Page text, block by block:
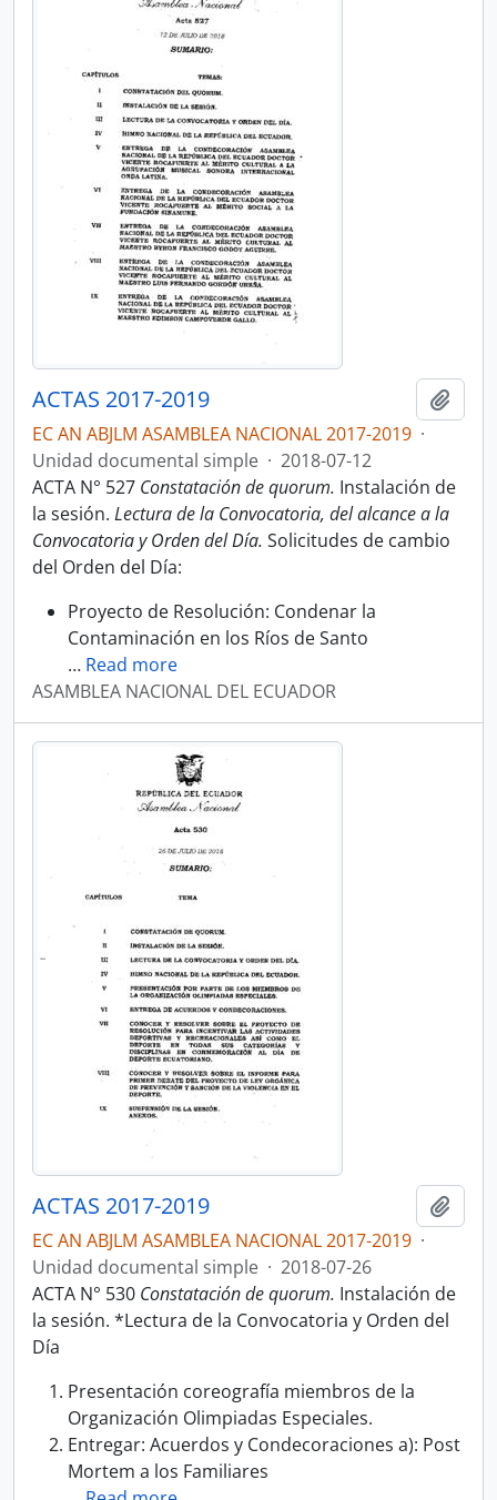
ACTAS 2017-2019
EC AN ABJLM ASAMBLEA NACIONAL 2017-2019 ·
Unidad documental simple · 2018-07-12
ACTA N° 527 Constatación de quorum. Instalación de
la sesión. Lectura de la Convocatoria, del alcance a la
Convocatoria y Orden del Día. Solicitudes de cambio
del Orden del Día:
Proyecto de Resolución: Condenar la
Contaminación en los Ríos de Santo
… Read more
ASAMBLEA NACIONAL DEL ECUADOR
ACTAS 2017-2019
EC AN ABJLM ASAMBLEA NACIONAL 2017-2019 ·
Unidad documental simple · 2018-07-26
ACTA N° 530 Constatación de quorum. Instalación de
la sesión. *Lectura de la Convocatoria y Orden del
Día
Presentación coreografía miembros de la
Organización Olimpiadas Especiales.
Entregar: Acuerdos y Condecoraciones a): Post
Mortem a los Familiares